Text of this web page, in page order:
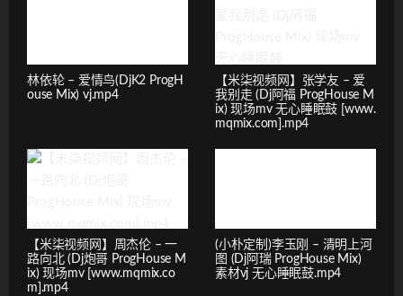
林依轮 – 爱情鸟(DjK2 ProgH
ouse Mix) vj.mp4
【米柒视频网】张学友 – 爱
我别走 (Dj阿福 ProgHouse M
ix) 现场mv 无心睡眠鼓 [www.
mqmix.com].mp4
【米柒视频网】周杰伦 – 一
路向北 (Dj炮哥 ProgHouse M
ix) 现场mv [www.mqmix.co
m].mp4
(小朴定制)李玉刚 – 清明上河
图 (Dj阿瑞 ProgHouse Mix)
素材vj 无心睡眠鼓.mp4